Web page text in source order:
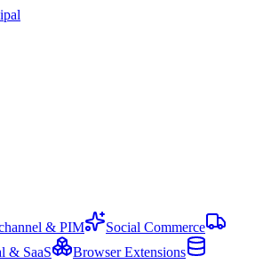
& PIM
Social Commerce
& SaaS
Browser Extensions